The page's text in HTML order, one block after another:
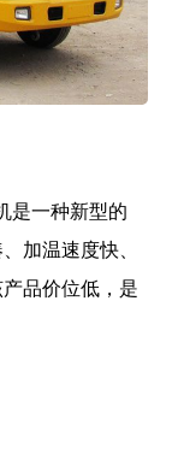
是一种新型的
加温速度快、
品价位低，是